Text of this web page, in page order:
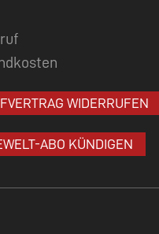
WIDERRUFEN
ABO KÜNDIGEN